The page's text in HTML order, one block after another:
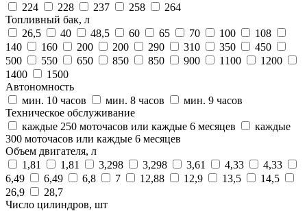
224
228 237 258
264
Топливный бак, л
26,5
40 48,5 60 65 70 100
108
140
160 200 200 290 310 350
450
500
550 650 850 850 900 1100
1200
1400
1500
Автономность
мин. 10 часов
мин. 8 часов
мин. 9 часов
Техническое обслуживание
каждые 250 моточасов или каждые 6 месяцев
каждые
300 моточасов или каждые 6 месяцев
Объем двигателя, л
1,81
1,81 3,298 3,298 3,61 4,33
4,33
6,49
6,49 6,8 7 12,88 12,9 13,5
14,5
26,9
28,7
Число цилиндров, шт